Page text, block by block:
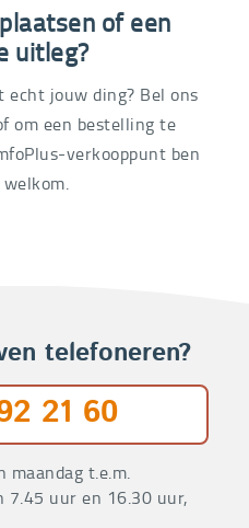
21 60
of een
uitleg?
jouw ding? Bel ons
om een bestelling te
verkooppunt ben
telefoneren?
21 60
maandag t.e.m.
7.45 uur en 16.30 uur,